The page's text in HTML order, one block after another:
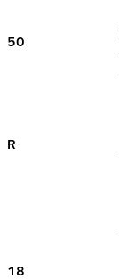
50
R
18